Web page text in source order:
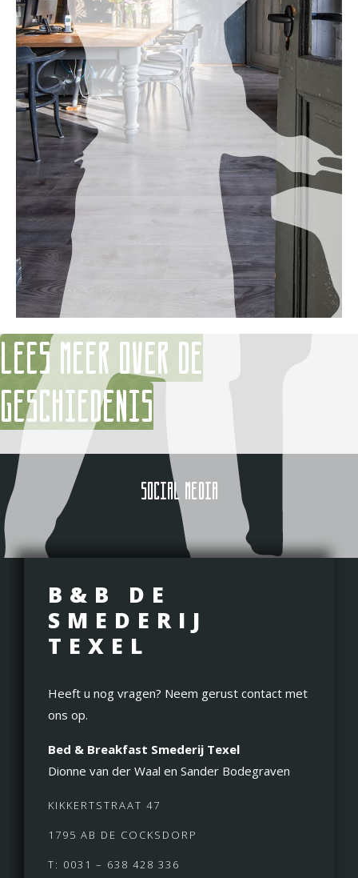
Lees meer over de
geschiedenis
SOCIAL MEDIA
B&B DE
SMEDERIJ
TEXEL
Heeft u nog vragen? Neem gerust contact met
ons op.
Bed & Breakfast Smederij Texel
Dionne van der Waal en Sander Bodegraven
KIKKERTSTRAAT 47
1795 AB DE COCKSDORP
T: 0031 – 638 428 336